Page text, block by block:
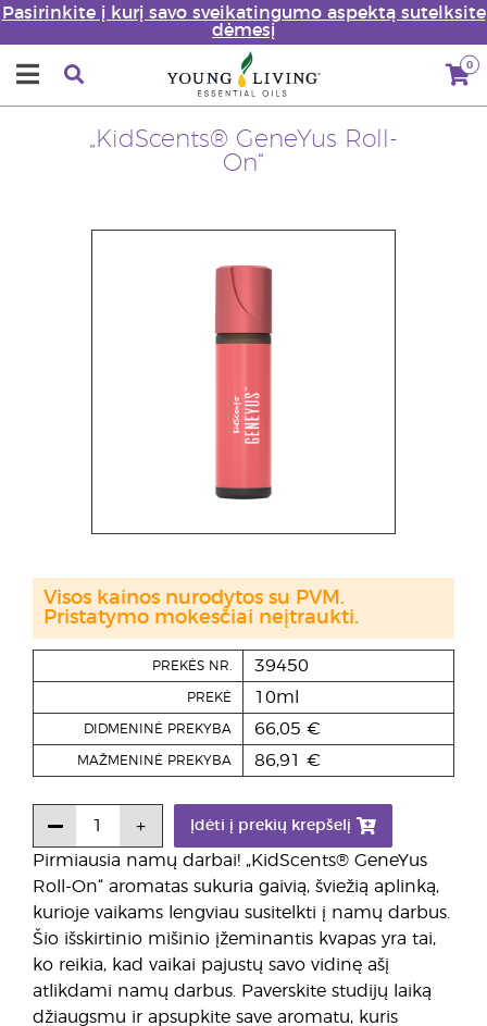
Pasirinkite į kurį savo sveikatingumo aspektą sutelksite
dėmesį
0
„KidScents® GeneYus Roll-
On“
Pirmiausia namų darbai! „KidScents® GeneYus
Roll-On“ aromatas sukuria gaivią, šviežią aplinką,
kurioje vaikams lengviau susitelkti į namų darbus.
Šio išskirtinio mišinio įžeminantis kvapas yra tai,
ko reikia, kad vaikai pajustų savo vidinę ašį
atlikdami namų darbus. Paverskite studijų laiką
džiaugsmu ir apsupkite save aromatu, kuris
PREKĖS NR. 39450
PREKĖ 10ml
DIDMENINĖ PREKYBA 66,05 €
MAŽMENINĖ PREKYBA 86,91 €
Įdėti į prekių krepšelį
Visos kainos nurodytos su PVM.
Pristatymo mokesčiai neįtraukti.